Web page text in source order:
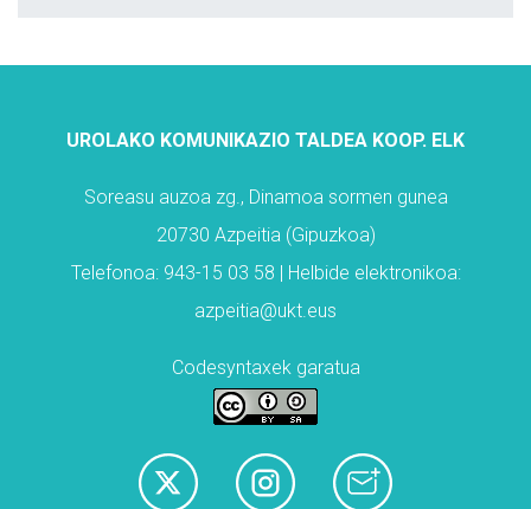
UROLAKO KOMUNIKAZIO TALDEA KOOP. ELK
Soreasu auzoa zg., Dinamoa sormen gunea
20730 Azpeitia (Gipuzkoa)
Telefonoa: 943-15 03 58 | Helbide elektronikoa:
azpeitia@ukt.eus
Codesyntaxek garatua